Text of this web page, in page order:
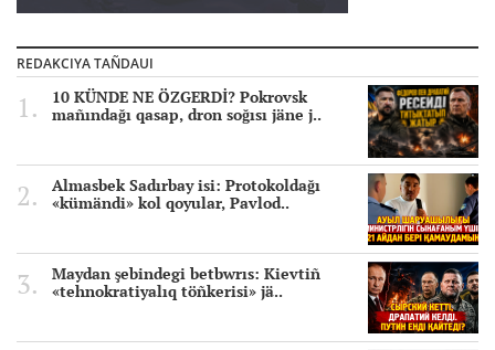
REDAKCIYA TAÑDAUI
10 KÜNDE NE ÖZGERDİ? Pokrovsk
mañındağı qasap, dron soğısı jäne j..
Almasbek Sadırbay isi: Protokoldağı
«kümändi» kol qoyular, Pavlod..
Maydan şebindegi betbwrıs: Kievtiñ
«tehnokratiyalıq töñkerisi» jä..